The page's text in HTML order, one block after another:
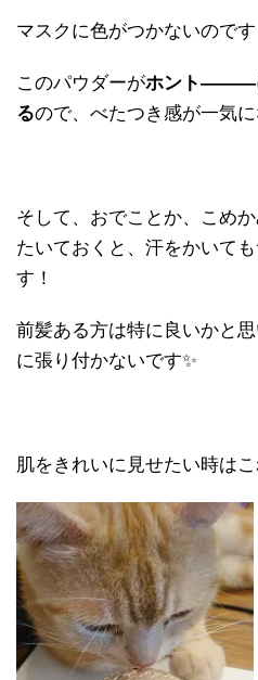
マスクに色がつかないのです
このパウダーがホント―――
るので、べたつき感が一気
そして、おでことか、こめ
たいておくと、汗をかいて
す！
前髪ある方は特に良いかと
に張り付かないです✨
肌をきれいに見せたい時は